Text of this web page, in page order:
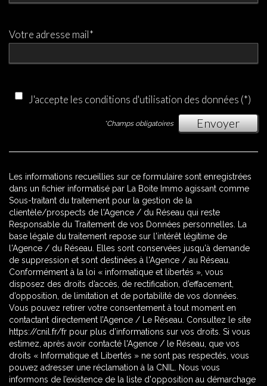
Votre adresse mail*
J'accepte les conditions d'utilisation des données (*)
Envoyer
*Champs obligatoires
Les informations recueillies sur ce formulaire sont enregistrées
dans un fichier informatisé par La Boite Immo agissant comme
Sous-traitant du traitement pour la gestion de la
clientèle/prospects de l'Agence / du Réseau qui reste
Responsable du Traitement de vos Données personnelles. La
base légale du traitement repose sur l'intérêt légitime de
l'Agence / du Réseau. Elles sont conservées jusqu'à demande
de suppression et sont destinées à l'Agence / au Réseau.
Conformément à la loi « informatique et libertés », vous
disposez des droits d’accès, de rectification, d’effacement,
d’opposition, de limitation et de portabilité de vos données.
Vous pouvez retirer votre consentement à tout moment en
contactant directement l’Agence / Le Réseau. Consultez le site
https://cnil.fr/fr pour plus d’informations sur vos droits. Si vous
estimez, après avoir contacté l'Agence / le Réseau, que vos
droits « Informatique et Libertés » ne sont pas respectés, vous
pouvez adresser une réclamation à la CNIL. Nous vous
informons de l’existence de la liste d'opposition au démarchage